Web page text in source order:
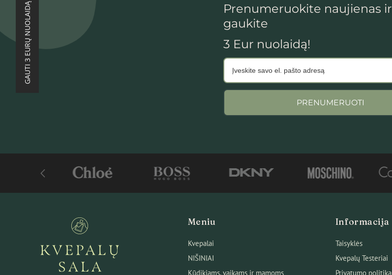
Prenumeruokite naujienas ir
gaukite
3 Eur nuolaidą!
PRENUMERUOTI
Meniu
Kvepalai
NIŠINIAI
Kūdikiams, vaikams ir mamoms
Informacija
Taisyklės
Kvepalų Testeriai
Privatumo politika
GAUTI 3 EURŲ NUOLAIDĄ